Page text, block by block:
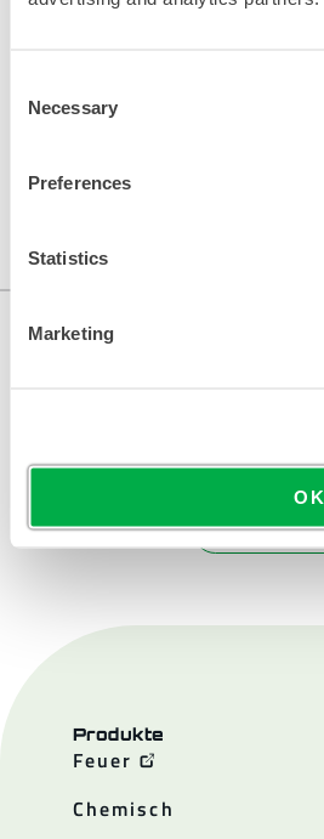
Selection
Necessary
Preferences
Statistics
Marketing
OK
KONTAKT
Produkte
Feuer
Chemisch